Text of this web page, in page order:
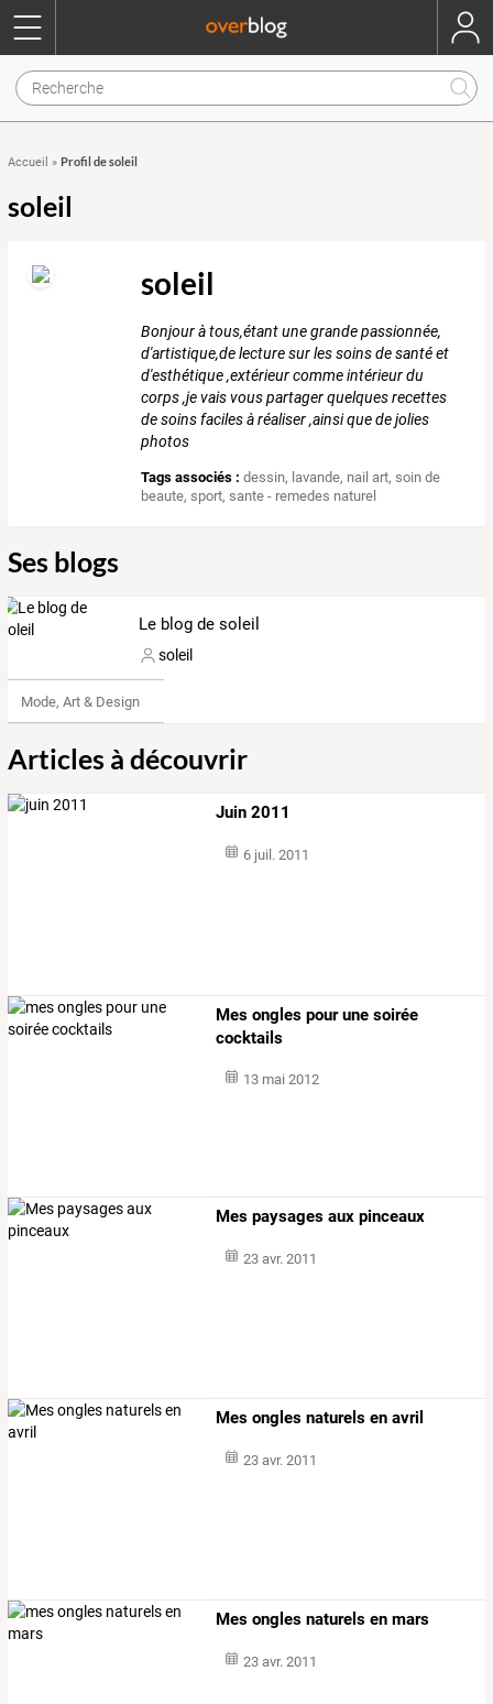
Accueil » Profil de soleil
soleil
soleil
Bonjour à tous,étant une grande passionnée,
d'artistique,de lecture sur les soins de santé et
d'esthétique ,extérieur comme intérieur du
corps ,je vais vous partager quelques recettes
de soins faciles à réaliser ,ainsi que de jolies
photos
Tags associés : dessin, lavande, nail art,soin de
beaute,sport,sante - remedes naturel
Ses blogs
Le blog de soleil
soleil
Mode, Art & Design
Articles à découvrir
Juin 2011
6 juil. 2011
Mes ongles pour une soirée
cocktails
13 mai 2012
Mes paysages aux pinceaux
23 avr. 2011
Mes ongles naturels en avril
23 avr. 2011
Mes ongles naturels en mars
23 avr. 2011